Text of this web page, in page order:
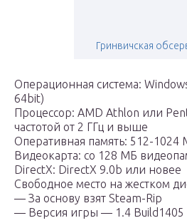
Гринвичская
Операционная система:
64bit)
Процессор: AMD Athlon или
частотой от 2 ГГц и выше
Оперативная память: 512-1024
Видеокарта: со 128 МБ
DirectX: DirectX 9.0b или новее
Свободное место на жестком
— За основу взят Steam-Rip
— Версия игры — 1.4 Build1405